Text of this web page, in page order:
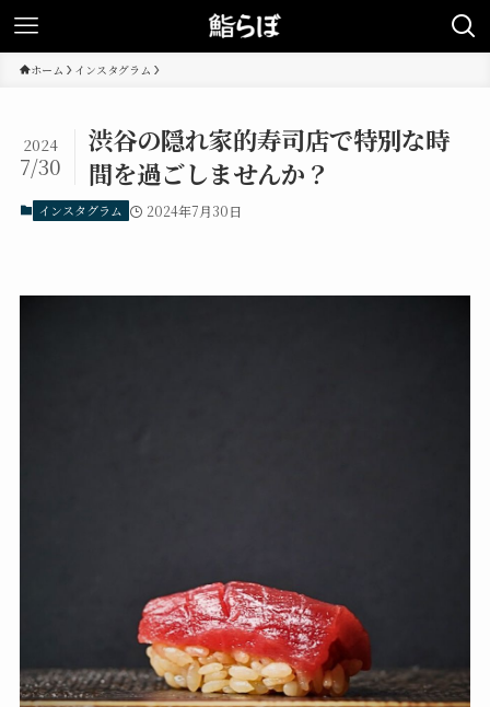
ホーム インスタグラム
渋谷の隠れ家的寿司店で特別な時
間を過ごしませんか？
2024
7/30
インスタグラム 2024年7月30日